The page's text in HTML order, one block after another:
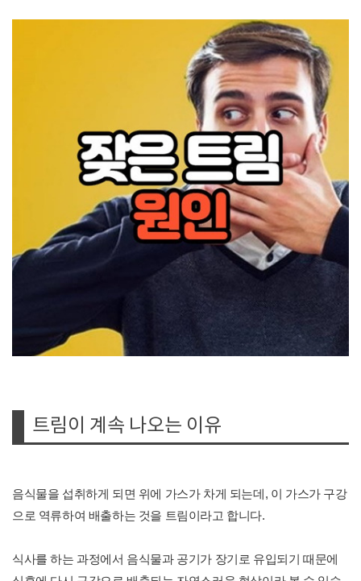
트림이 계속 나오는 이유
음식물을 섭취하게 되면 위에 가스가 차게 되는데, 이 가스가 구강
으로 역류하여 배출하는 것을 트림이라고 합니다.
식사를 하는 과정에서 음식물과 공기가 장기로 유입되기 때문에